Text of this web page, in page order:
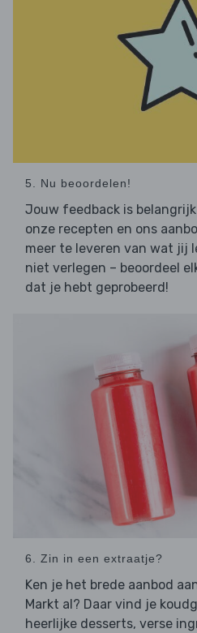
5. Nu beoordelen!
Jouw feedback is
onze recepten en ons
meer te leveren van wat jij
niet verlegen – beoordeel
dat je hebt geprobeerd!
6. Zin in een extraatje?
Ken je het brede aanbod
Markt al? Daar vind je
heerlijke desserts, verse